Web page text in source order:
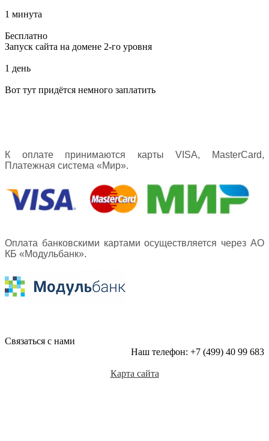
1 минута
Бесплатно
Запуск сайта на домене 2-го уровня
1 день
Вот тут придётся немного заплатить
К оплате принимаются карты VISA, MasterCard,
Платежная система «Мир».
Оплата банковскими картами осуществляется через АО
КБ «Модульбанк».
Связаться с нами
Наш телефон: +7 (499) 40 99 683
Карта сайта